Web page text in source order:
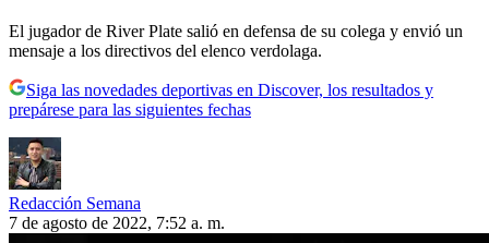
El jugador de River Plate salió en defensa de su colega y envió un
mensaje a los directivos del elenco verdolaga.
Siga las novedades deportivas en Discover, los resultados y
prepárese para las siguientes fechas
Redacción Semana
7 de agosto de 2022, 7:52 a. m.